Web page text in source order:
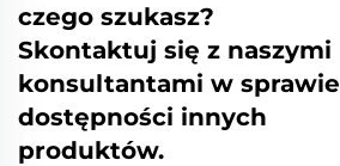
czego szukasz?
Skontaktuj się z naszymi
konsultantami w sprawie
dostępności innych
produktów.